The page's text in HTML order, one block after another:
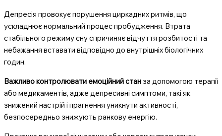
Депресія провокує порушення циркадних ритмів, що
ускладнює нормальний процес пробудження. Втрата
стабільного режиму сну спричиняє відчуття розбитості та
небажання вставати відповідно до внутрішніх біологічних
годин.
Важливо контролювати емоційний стан за допомогою терапії
або медикаментів, адже депресивні симптоми, такі як
знижений настрій і прагнення уникнути активності,
безпосередньо знижують ранкову енергію.